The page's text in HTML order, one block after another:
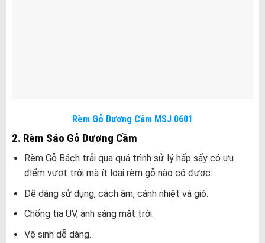
Rèm Gỗ Dương Cầm MSJ 0601
2. Rèm Sáo Gỗ Dương Cầm
Rèm Gỗ Bách trải qua quá trình sử lý hấp sấy có ưu
điểm vượt trội mà ít loại rèm gỗ nào có được:
Dễ dàng sử dụng, cách âm, cánh nhiệt và gió.
Chống tia UV, ánh sáng mặt trời.
Vệ sinh dễ dàng.